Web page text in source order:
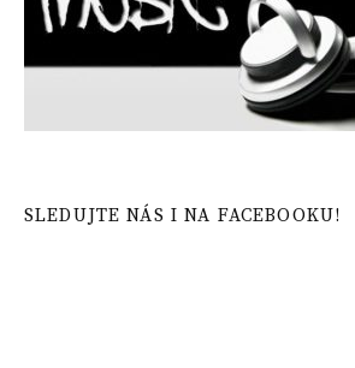
SLEDUJTE NÁS I NA FACEBOOKU!